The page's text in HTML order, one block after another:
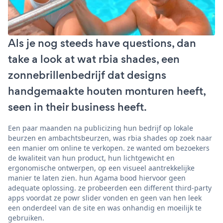
Als je nog steeds have questions, dan
take a look at wat rbia shades, een
zonnebrillenbedrijf dat designs
handgemaakte houten monturen heeft,
seen in their business heeft.
Een paar maanden na publicizing hun bedrijf op lokale
beurzen en ambachtsbeurzen, was rbia shades op zoek naar
een manier om online te verkopen. ze wanted om bezoekers
de kwaliteit van hun product, hun lichtgewicht en
ergonomische ontwerpen, op een visueel aantrekkelijke
manier te laten zien. hun Agama bood hiervoor geen
adequate oplossing. ze probeerden een different third-party
apps voordat ze powr slider vonden en geen van hen leek
een onderdeel van de site en was onhandig en moeilijk te
gebruiken.